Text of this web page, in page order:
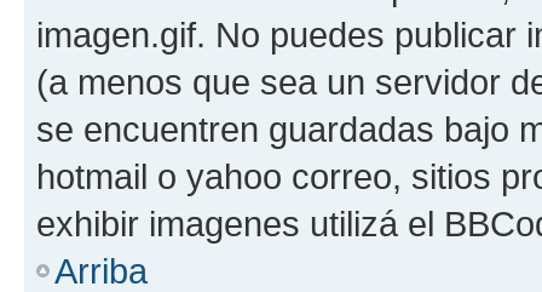
imagen.gif. No puedes publicar
(a menos que sea un servidor
se encuentren guardadas bajo
hotmail o yahoo correo, sitios
exhibir imagenes utilizá el
Arriba